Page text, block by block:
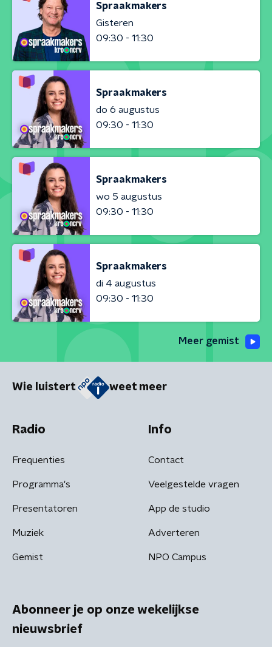
Spraakmakers
Gisteren
09:30 - 11:30
Spraakmakers
do 6 augustus
09:30 - 11:30
Spraakmakers
wo 5 augustus
09:30 - 11:30
Spraakmakers
di 4 augustus
09:30 - 11:30
Meer gemist
Wie luistert weet meer
Radio
Frequenties
Programma's
Presentatoren
Muziek
Gemist
Info
Contact
Veelgestelde vragen
App de studio
Adverteren
NPO Campus
Abonneer je op onze wekelijkse
nieuwsbrief